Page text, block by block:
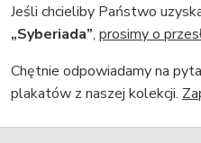
Jeśli chcieliby Państwo
„Syberiada”, prosimy o
Chętnie odpowiadamy na
plakatów z naszej kolekcji.